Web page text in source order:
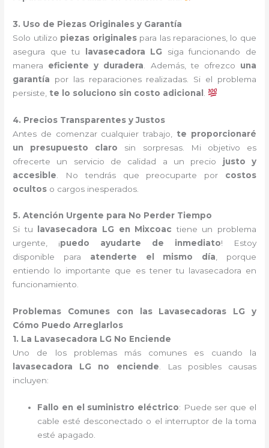
3. Uso de Piezas Originales y Garantía
Solo utilizo piezas originalespara las reparaciones, lo que
asegura que tu
lavasecadora LG siga funcionando de
manera eficiente y duradera . Además, te ofrezco una
garantía por las reparaciones realizadas. Si el problema
persiste, te lo soluciono sin costo adicional
4. Precios Transparentes y Justos
Antes de comenzar cualquier trabajo, te proporcionaré
un presupuesto claro sin sorpresas. Mi objetivo es
ofrecerte un servicio de calidad a un precio justo y
accesible . No tendrás que preocuparte por costos
ocultos o cargos inesperados.
5. Atención Urgente para No Perder Tiempo
Si tu
lavasecadora LG en Mixcoac tiene un problema
urgente, ¡puedo ayudarte de inmediato! Estoy
disponible para atenderte el mismo día, porque
entiendo lo importante que es tener tu lavasecadora en
funcionamiento.
Problemas Comunes con las Lavasecadoras LG y
Cómo Puedo Arreglarlos
1. La Lavasecadora LG No Enciende
Uno de los problemas más comunes es cuando la
lavasecadora LG no enciende. Las posibles causas
incluyen:
Fallo en el suministro eléctrico: Puede ser que el
cable esté desconectado o el interruptor de la toma
esté apagado.